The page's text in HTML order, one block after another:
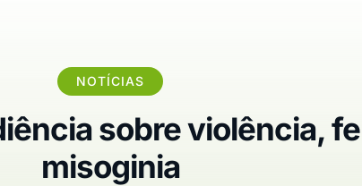
NOTÍCIAS
sobre violência,
misoginia